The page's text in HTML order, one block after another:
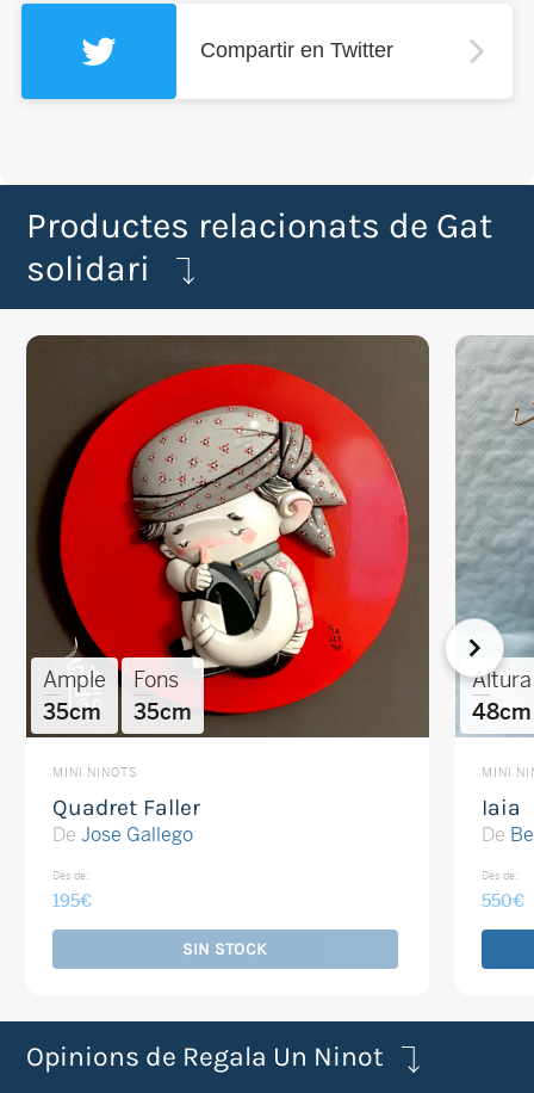
Compartir en Twitter
Productes relacionats de Gat
solidari
Ample
35cm
Fons
35cm
MINI NINOTS
Quadret Faller
De Jose Gallego
Des de:
195€
SIN STOCK
Altura
48cm
MINI
Iaia
De
Des de:
550€
Opinions de Regala Un Ninot